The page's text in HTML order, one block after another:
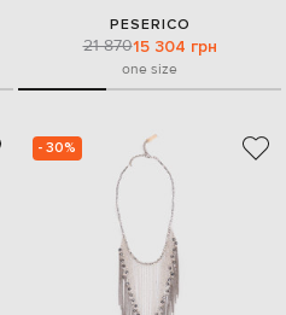
PESERICO
21 87015 304 грн
one size
- 30%